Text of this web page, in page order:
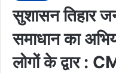
सुशासन तिहार
समाधान का
लोगों के द्वार :